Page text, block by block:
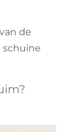
de